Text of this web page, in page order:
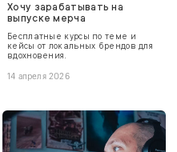
Хочу зарабатывать на
выпуске мерча
Бесплатные курсы по теме и
кейсы от локальных брендов для
вдохновения.
14 апреля 2026